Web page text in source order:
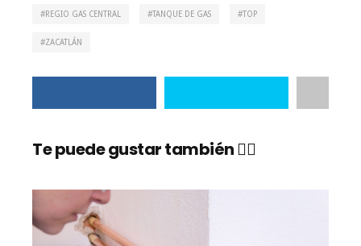
REGIO GAS CENTRAL TANQUE DE GAS TOP
ZACATLÁN
Te puede gustar también 👇🏼